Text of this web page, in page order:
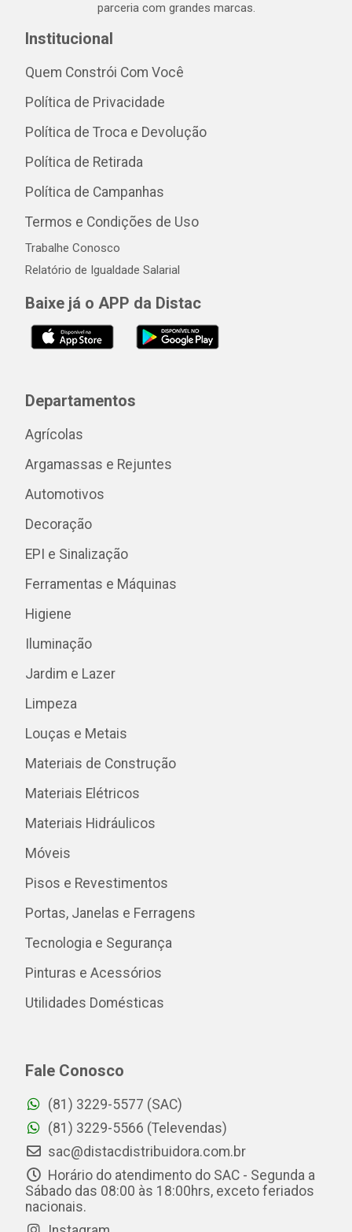
parceria com grandes marcas.
Institucional
Quem Constrói Com Você
Política de Privacidade
Política de Troca e Devolução
Política de Retirada
Política de Campanhas
Termos e Condições de Uso
Trabalhe Conosco
Relatório de Igualdade Salarial
Baixe já o APP da Distac
Departamentos
Agrícolas
Argamassas e Rejuntes
Automotivos
Decoração
EPI e Sinalização
Ferramentas e Máquinas
Higiene
Iluminação
Jardim e Lazer
Limpeza
Louças e Metais
Materiais de Construção
Materiais Elétricos
Materiais Hidráulicos
Móveis
Pisos e Revestimentos
Portas, Janelas e Ferragens
Tecnologia e Segurança
Pinturas e Acessórios
Utilidades Domésticas
Fale Conosco
(81) 3229-5577 (SAC)
(81) 3229-5566 (Televendas)
sac@distacdistribuidora.com.br
Horário do atendimento do SAC - Segunda a
Sábado das 08:00 às 18:00hrs, exceto feriados
nacionais.